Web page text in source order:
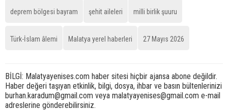
deprem bölgesi bayram şehit aileleri milli birlik şuuru
Türk-İslam âlemi Malatya yerel haberleri 27 Mayıs 2026
BİLGİ: Malatyayenises.com haber sitesi hiçbir ajansa abone değildir.
Haber değeri taşıyan etkinlik, bilgi, dosya, ihbar ve basın bültenlerinizi
burhan.karadum@gmail.com veya malatyayenises@gmail.com e-mail
adreslerine gönderebilirsiniz.